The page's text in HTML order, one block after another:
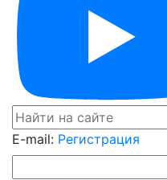
E-mail: Регистрация